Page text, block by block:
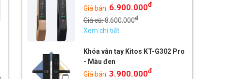
Giá bán: 6.900.000đ
Giá cũ:8.600.000đ
Xem chi tiết
Khóa vân tay Kitos KT-G302 Pro
- Màu đen
Giá bán: 3.900.000đ